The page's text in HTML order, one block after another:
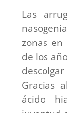
Las
zonas
de los
Gracias
ácido